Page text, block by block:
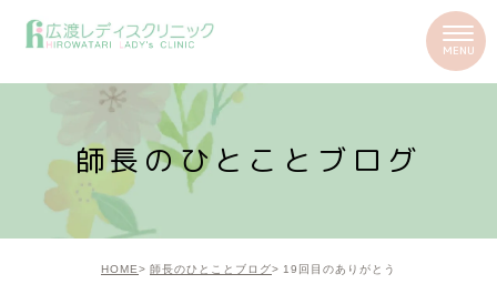
師長のひとことブログ
HOME 師長のひとことブログ 19回目のありがとう